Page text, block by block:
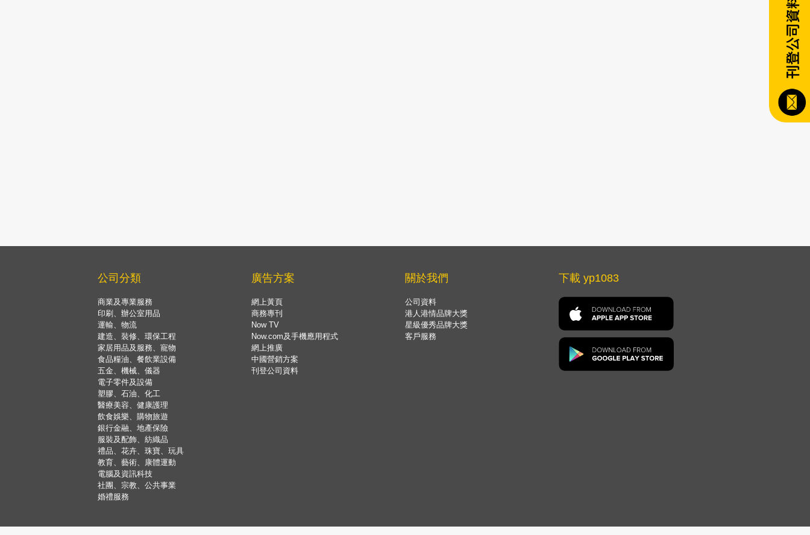
公司分類
商業及專業服務
印刷、辦公室用品
運輸、物流
建造、裝修、環保工程
家居用品及服務、寵物
食品糧油、餐飲業設備
五金、機械、儀器
電子零件及設備
塑膠、石油、化工
醫療美容、健康護理
飲食娛樂、購物旅遊
銀行金融、地產保險
服裝及配飾、紡織品
禮品、花卉、珠寶、玩具
教育、藝術、康體運動
電腦及資訊科技
社團、宗教、公共事業
婚禮服務
廣告方案
網上黃頁
商務專刊
Now TV
Now.com及手機應用程式
網上推廣
中國營銷方案
刊登公司資料
關於我們
公司資料
港人港情品牌大獎
星級優秀品牌大獎
客戶服務
下載 yp1083